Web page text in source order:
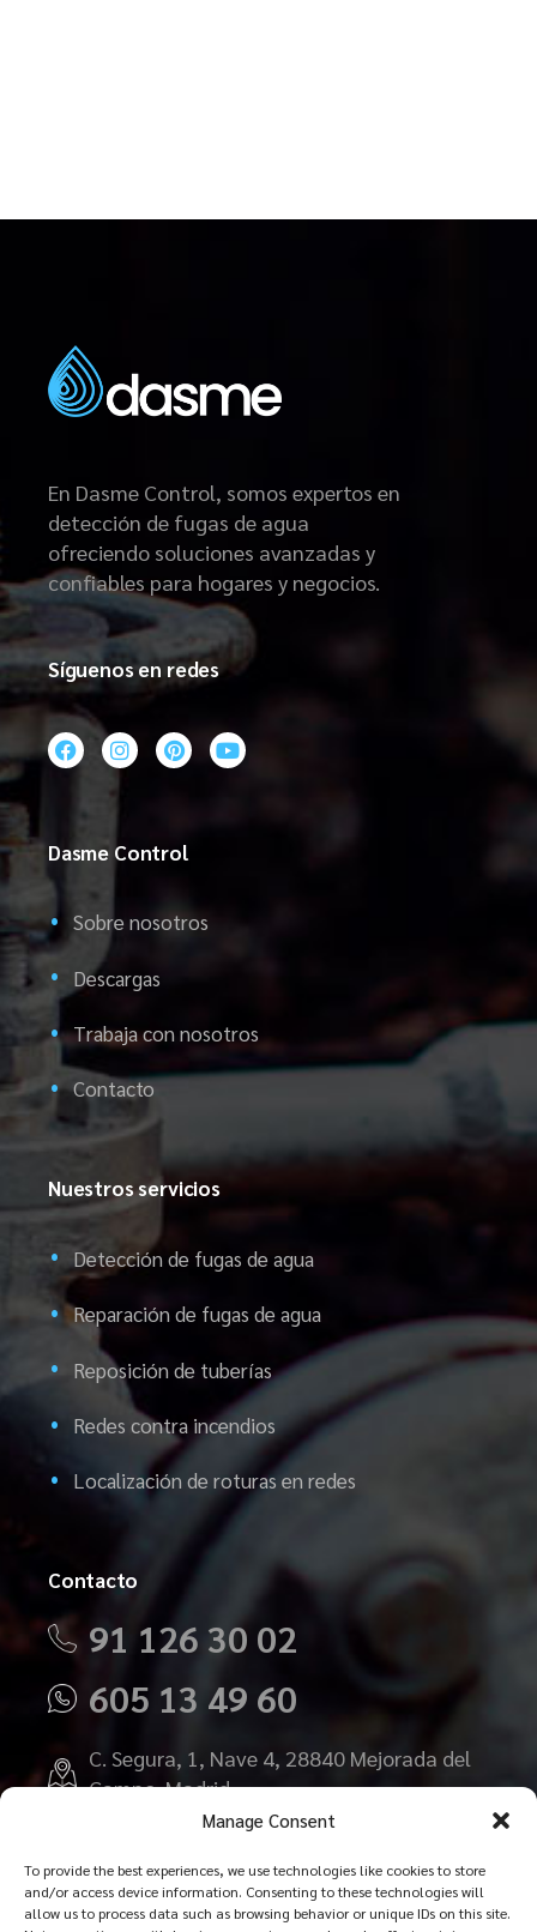
Manage Consent
To provide the best experiences, we use technologies like cookies to store
and/or access device information. Consenting to these technologies will
allow us to process data such as browsing behavior or unique IDs on this site.
En Dasme Control, somos expertos en
detección de fugas de agua
ofreciendo soluciones avanzadas y
confiables para hogares y negocios.
Síguenos en redes
Dasme Control
Sobre nosotros
Descargas
Trabaja con nosotros
Contacto
Nuestros servicios
Detección de fugas de agua
Reparación de fugas de agua
Reposición de tuberías
Redes contra incendios
Localización de roturas en redes
Contacto
91 126 30 02
605 13 49 60
C. Segura, 1, Nave 4, 28840 Mejorada del
Campo, Madrid
presupuestos@detectarfugasdeagua.es